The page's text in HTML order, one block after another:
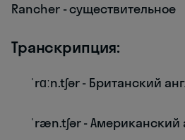
Rancher - существительное
Транскрипция:
ˈrɑːn.tʃər - Британский
ˈræn.tʃər - Американский